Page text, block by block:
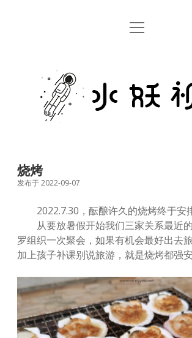
首页
关于
open
水
妖
视
烧烤
发布于 2022-09-07
2022.7.30，酝酿许久的烧烤终于安排
从要放暑假开始我们三家关系最近
罗组织一次聚会，如果有机会最好出去
加上孩子补课别说旅游，就是烧烤都强安